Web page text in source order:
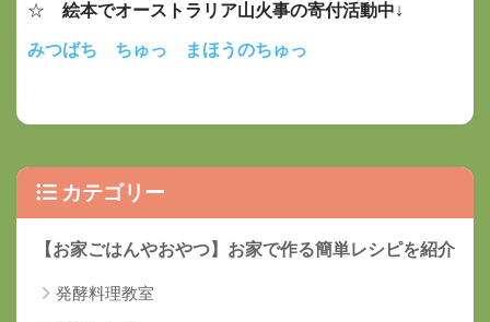
☆ 絵本でオーストラリア山火事の寄付活動中↓
みつばち ちゅっ まほうのちゅっ
カテゴリー
【お家ごはんやおやつ】お家で作る簡単レシピを紹介
発酵料理教室